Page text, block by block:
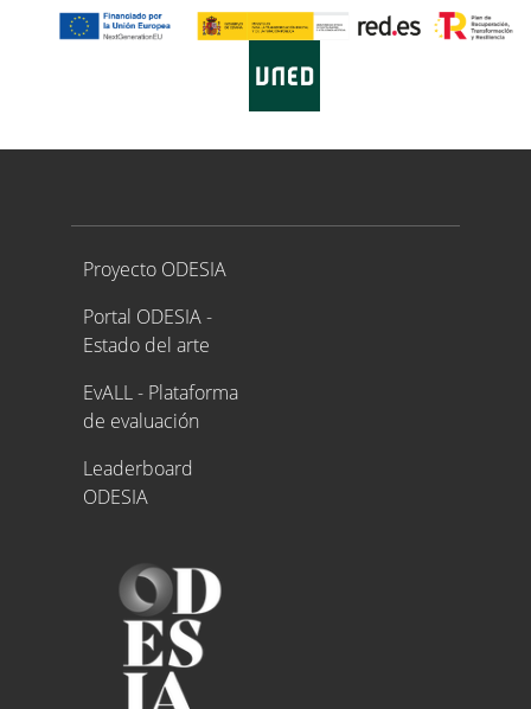
Proyecto ODESIA
Proyecto ODESIA
Portal ODESIA -
Estado del arte
EvALL - Plataforma
de evaluación
Leaderboard
ODESIA